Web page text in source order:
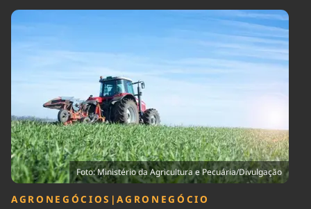
Educação
Infraestrutura
Internacional
Meio Ambiente
Política
Foto: Ministério da Agricultura e Pecuária/Divulgação
AGRONEGÓCIOS |AGRONEGÓCIO